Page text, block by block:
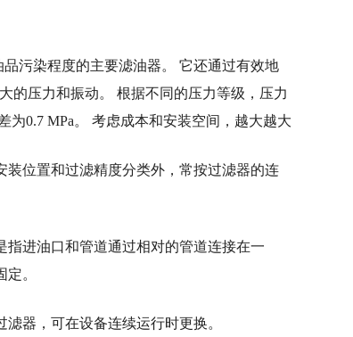
污染程度的主要滤油器。 它还通过有效地
的压力和振动。 根据不同的压力等级，压力
0.7 MPa。 考虑成本和安装空间，越大越大
位置和过滤精度分类外，常按过滤器的连
进油口和管道通过相对的管道连接在一
。
器，可在设备连续运行时更换。